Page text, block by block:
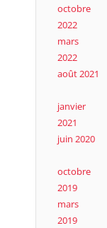
octobre
2022
mars
2022
août 2021
janvier
2021
juin 2020
octobre
2019
mars
2019